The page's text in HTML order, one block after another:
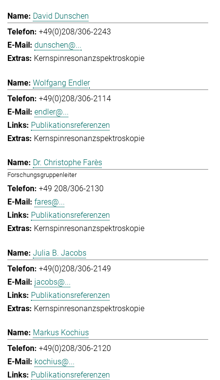
David Dunschen
+49(0)208/306-2243
dunschen@...
Kernspinresonanzspektroskopie
Wolfgang Endler
+49(0)208/306-2114
endler@...
Publikationsreferenzen
Kernspinresonanzspektroskopie
Dr. Christophe Farès
Forschungsgruppenleiter
+49 208/306-2130
fares@...
Publikationsreferenzen
Kernspinresonanzspektroskopie
Julia B. Jacobs
+49(0)208/306-2149
jacobs@...
Publikationsreferenzen
Kernspinresonanzspektroskopie
Markus Kochius
+49(0)208/306-2120
kochius@...
Publikationsreferenzen